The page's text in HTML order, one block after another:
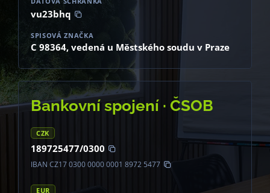
vu23bhq
SPISOVÁ ZNAČKA
C 98364, vedená u Městského soudu v Praze
Bankovní spojení · ČSOB
CZK
189725477/0300
IBAN CZ17 0300 0000 0001 8972 5477
EUR